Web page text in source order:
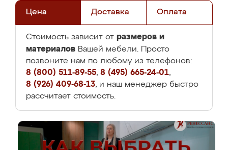
Цена Доставка Оплата
Стоимость зависит от размеров и
материалов Вашей мебели. Просто
позвоните нам по любому из телефонов:
8 (800) 511-89-55, 8 (495) 665-24-01,
8 (926) 409-68-13, и наш менеджер быстро
рассчитает стоимость.